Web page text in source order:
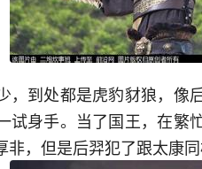
，到处都是虎豹豺狼，像
试身手。当了国王，在繁
，但是后羿犯了跟太康同